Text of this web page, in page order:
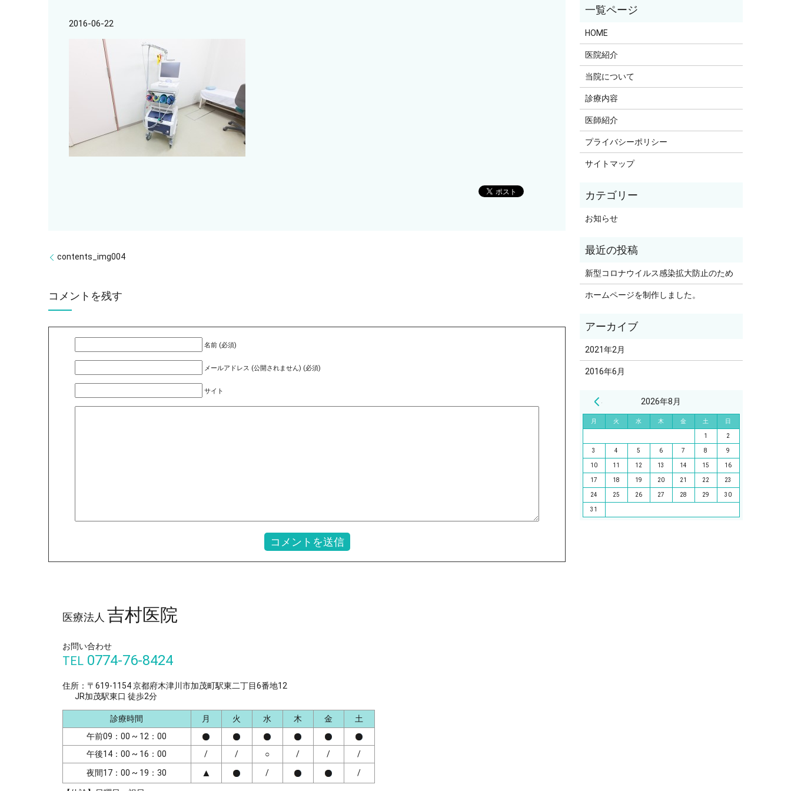
2016-06-22
contents_img004
コメントを残す
名前 (必須)
メールアドレス (公開されません) (必須)
サイト
HOME
医院紹介
当院について
診療内容
医師紹介
プライバシーポリシー
サイトマップ
お知らせ
新型コロナウイルス感染拡大防止のため
ホームページを制作しました。
2021年2月
2016年6月
2026年8月
月 火 水 木 金 土 日
1 2
3 4 5 6 7 8 9
10 11 12 13 14 15 16
17 18 19 20 21 22 23
24 25 26 27 28 29 30
31
医療法人 吉村医院
お問い合わせ
TEL0774-76-8424
住所：〒619-1154 京都府木津川市加茂町駅東二丁目6番地12
JR加茂駅東口 徒歩2分
診療時間 月 火 水 木 金
土
午前09：00 ~ 12：00
午後14：00 ~ 16：00
/ / ○ / /
/
夜間17：00 ~ 19：30
▲ / /